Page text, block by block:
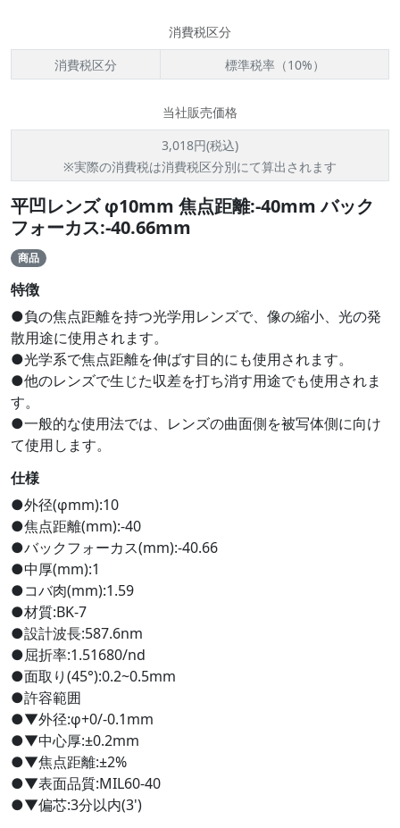
消費税区分
消費税区分
標準税率（10%）
当社販売価格
3,018円(税込)
※実際の消費税は消費税区分別にて算出されます
平凹レンズ φ10mm 焦点距離:-40mm バック
フォーカス:-40.66mm
商品
特徴
●負の焦点距離を持つ光学用レンズで、像の縮小、光の発
散用途に使用されます。
●光学系で焦点距離を伸ばす目的にも使用されます。
●他のレンズで生じた収差を打ち消す用途でも使用されま
す。
●一般的な使用法では、レンズの曲面側を被写体側に向け
て使用します。
仕様
●外径(φmm):10
●焦点距離(mm):-40
●バックフォーカス(mm):-40.66
●中厚(mm):1
●コバ肉(mm):1.59
●材質:BK-7
●設計波長:587.6nm
●屈折率:1.51680/nd
●面取り(45°):0.2~0.5mm
●許容範囲
●▼外径:φ+0/-0.1mm
●▼中心厚:±0.2mm
●▼焦点距離:±2%
●▼表面品質:MIL60-40
●▼偏芯:3分以内(3')